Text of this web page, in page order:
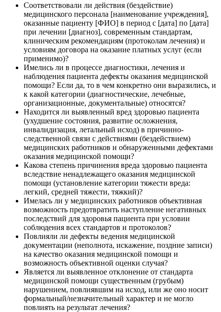
Соответствовали ли действия (бездействие)
медицинского персонала [наименование учреждения],
оказанные пациенту [ФИО] в период с [дата] по [дата]
при лечении [диагноз], современным стандартам,
клиническим рекомендациям (протоколам лечения) и
условиям договора на оказание платных услуг (если
применимо)?
Имелись ли в процессе диагностики, лечения и
наблюдения пациента дефекты оказания медицинской
помощи? Если да, то в чем конкретно они выразились, и
к какой категории (диагностические, лечебные,
организационные, документальные) относятся?
Находится ли выявленный вред здоровью пациента
(ухудшение состояния, развитие осложнения,
инвалидизация, летальный исход) в причинно-
следственной связи с действиями (бездействием)
медицинских работников и обнаруженными дефектами
оказания медицинской помощи?
Какова степень причинения вреда здоровью пациента
вследствие ненадлежащего оказания медицинской
помощи (установление категории тяжести вреда:
легкий, средней тяжести, тяжкий)?
Имелась ли у медицинских работников объективная
возможность предотвратить наступление негативных
последствий для здоровья пациента при условии
соблюдения всех стандартов и протоколов?
Повлияли ли дефекты ведения медицинской
документации (неполнота, искажение, поздние записи)
на качество оказания медицинской помощи и
возможность объективной оценки случая?
Является ли выявленное отклонение от стандарта
медицинской помощи существенным (грубым)
нарушением, повлиявшим на исход, или же оно носит
формальный/незначительный характер и не могло
повлиять на результат лечения?